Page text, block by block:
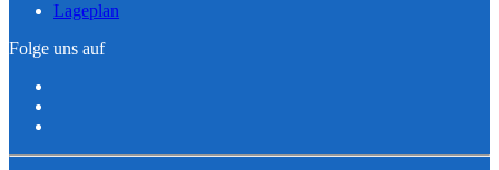
Lageplan
Folge uns auf